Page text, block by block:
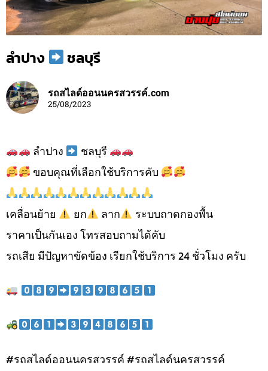
ลำปาง ชลบุรี
รถสไลด์ออนนครสวรรค์.com
25/08/2023
ลำปาง
ชลบุรี
ขอบคุณที่เลือกใช้บริการคับ
เคลื่อนย้าย ยก ลาก
ระบบถาดกองพื้น
ราคาเป็นกันเอง โทรสอบถามได้คับ
รถเสีย มีปัญหาขัดข้อง เรียกใช้บริการ 24 ชั่วโมง ครับ
#รถสไลด์ออนนครสวรรค์ #รถสไลด์นครสวรรค์